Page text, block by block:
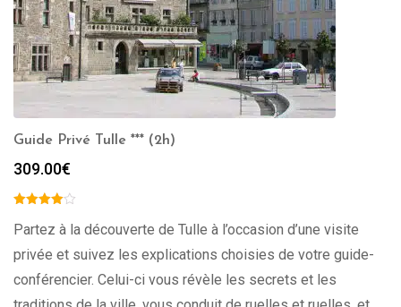
Guide Privé Tulle *** (2h)
309.00€
Partez à la découverte de Tulle à l’occasion d’une visite
privée et suivez les explications choisies de votre guide-
conférencier. Celui-ci vous révèle les secrets et les